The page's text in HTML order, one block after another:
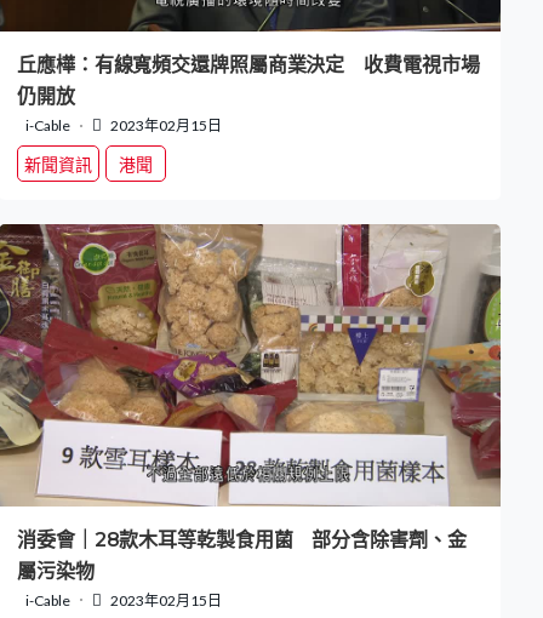
丘應樺：有線寬頻交還牌照屬商業決定 收費電視市場
仍開放
i-Cable 2023年02月15日
新聞資訊 港聞
消委會｜28款木耳等乾製食用菌 部分含除害劑、金
屬污染物
i-Cable 2023年02月15日